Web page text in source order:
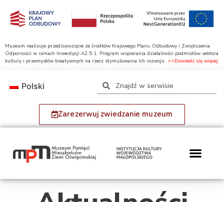
Muzeum realizuje przedsięwzięcie ze środków Krajowego Planu Odbudowy i Zwiększenia
Odporności w ramach Inwestycji A2.5.1: Program wspierania działalności podmiotów sektora
kultury i przemysłów kreatywnych na rzecz stymulowania ich rozwoju. >>Dowiedz się więcej
Zarezerwuj zwiedzanie muzeum
Polski